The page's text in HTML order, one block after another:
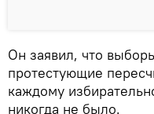
Он заявил, что
протестующие
каждому
никогда не было.